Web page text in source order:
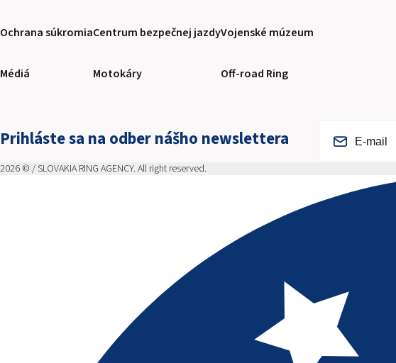
Ochrana súkromia
Médiá
Centrum bezpečnej jazdy
Motokáry
Vojenské múzeum
Off-road Ring
Prihláste sa na odber nášho newslettera
2026 © / SLOVAKIA RING AGENCY. All right reserved.